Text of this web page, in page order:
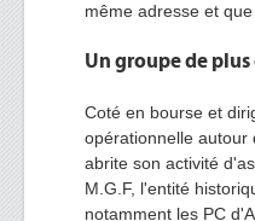
même adresse et
Un groupe de plus
Coté en bourse et
opérationnelle autour
abrite son activité
M.G.F, l'entité
notamment les PC